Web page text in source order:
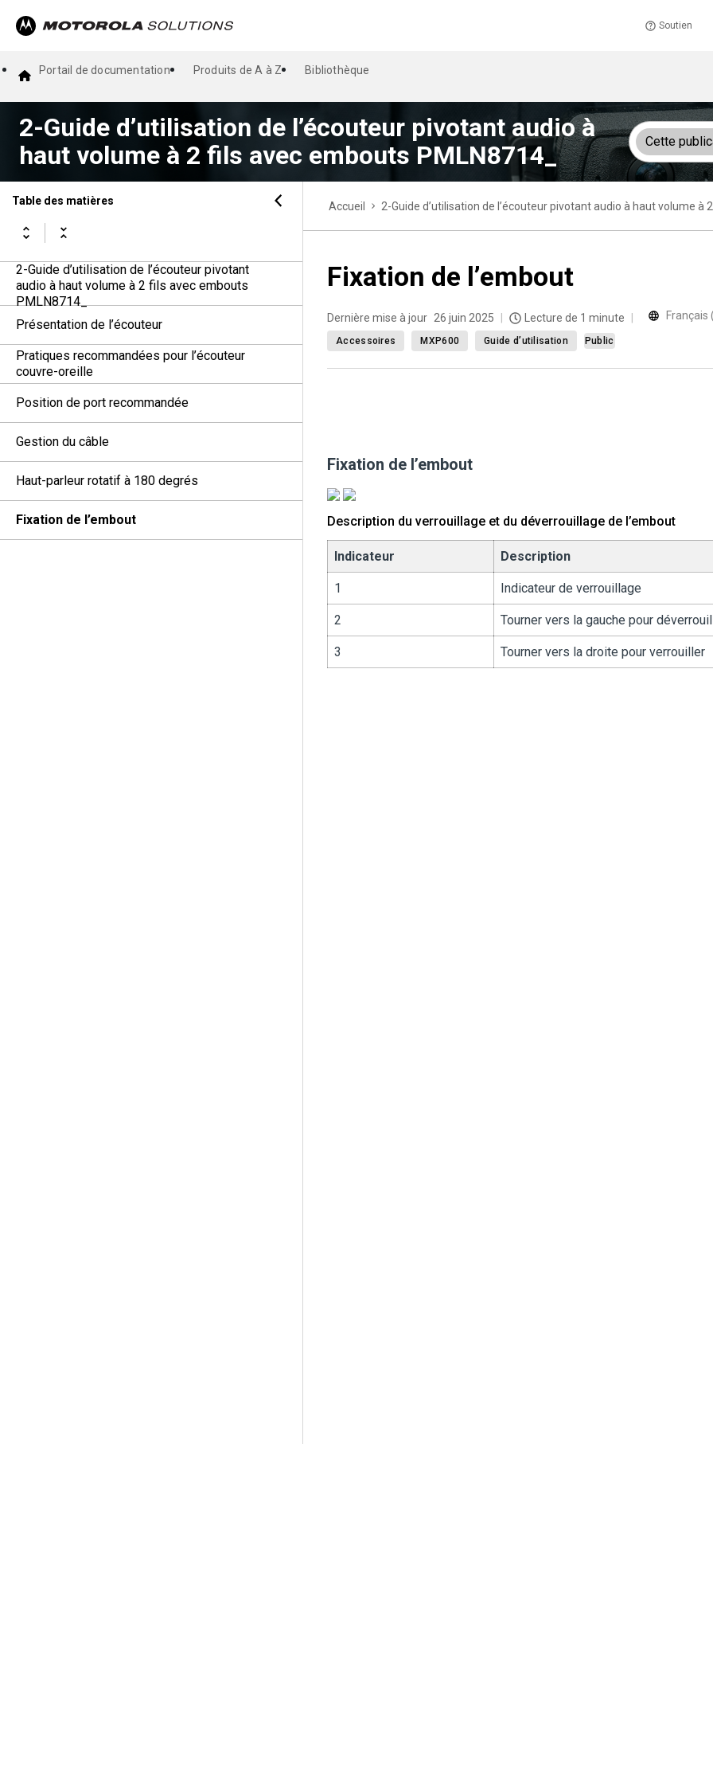
Soutien
Portail de documentation Produits de A à Z Bibliothèque
2-Guide d’utilisation de l’écouteur pivotant audio à
haut volume à 2 fils avec embouts PMLN8714_
Cette
Table des matières
2-Guide d’utilisation de l’écouteur pivotant
audio à haut volume à 2 fils avec embouts
PMLN8714_
Présentation de l’écouteur
Pratiques recommandées pour l’écouteur
couvre-oreille
Position de port recommandée
Gestion du câble
Haut-parleur rotatif à 180 degrés
Fixation de l’embout
Accueil 2-Guide d’utilisation de l’écouteur pivotant audio à haut volume à
Fixation de l’embout
Dernière mise à jour 26 juin 2025 Lecture de 1 minute Français
Accessoires MXP600 Guide d’utilisation Public
Fixation de l’embout
Description du verrouillage et du déverrouillage de l’embout
Indicateur Description
1 Indicateur de verrouillage
2 Tourner vers la gauche pour
3 Tourner vers la droite pour verrouiller